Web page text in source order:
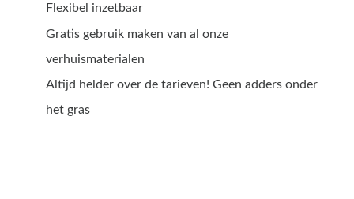
Flexibel inzetbaar
Gratis gebruik maken van al onze
verhuismaterialen
Altijd helder over de tarieven! Geen adders onder
het gras